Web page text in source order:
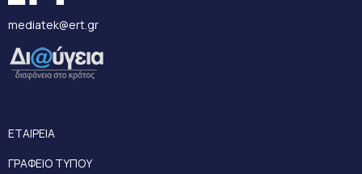
mediatek@ert.gr
ΕΤΑΙΡΕΙΑ
ΓΡΑΦΕΙΟ ΤΥΠΟΥ